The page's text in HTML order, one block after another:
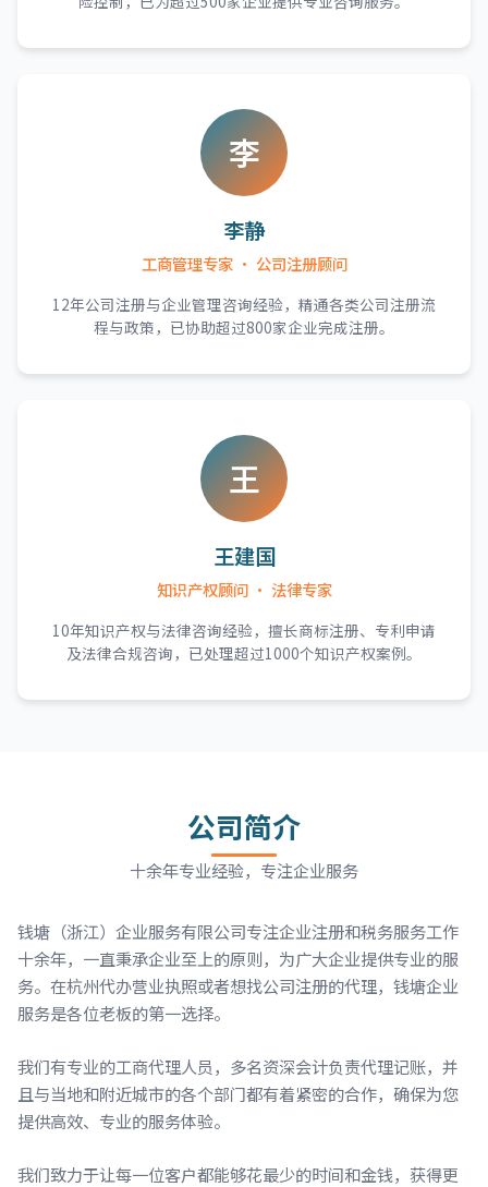
李
李静
工商管理专家 · 公司注册顾问
12年公司注册与企业管理咨询经验，精通各类公司注册流
程与政策，已协助超过800家企业完成注册。
王
王建国
知识产权顾问 · 法律专家
10年知识产权与法律咨询经验，擅长商标注册、专利申请
及法律合规咨询，已处理超过1000个知识产权案例。
公司简介
十余年专业经验，专注企业服务
钱塘（浙江）企业服务有限公司专注企业注册和税务服务工作
十余年，一直秉承企业至上的原则，为广大企业提供专业的服
务。在杭州代办营业执照或者想找公司注册的代理，钱塘企业
服务是各位老板的第一选择。
我们有专业的工商代理人员，多名资深会计负责代理记账，并
且与当地和附近城市的各个部门都有着紧密的合作，确保为您
提供高效、专业的服务体验。
我们致力于让每一位客户都能够花最少的时间和金钱，获得更